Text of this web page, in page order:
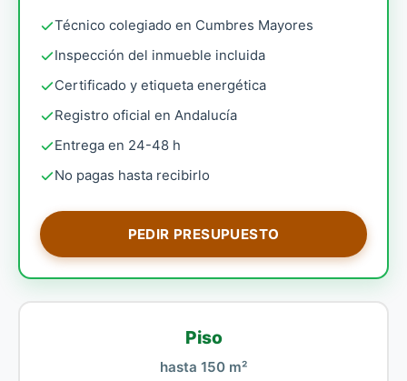
Técnico colegiado en Cumbres Mayores
Inspección del inmueble incluida
Certificado y etiqueta energética
Registro oficial en Andalucía
Entrega en 24-48 h
No pagas hasta recibirlo
PEDIR PRESUPUESTO
Piso
hasta 150 m²